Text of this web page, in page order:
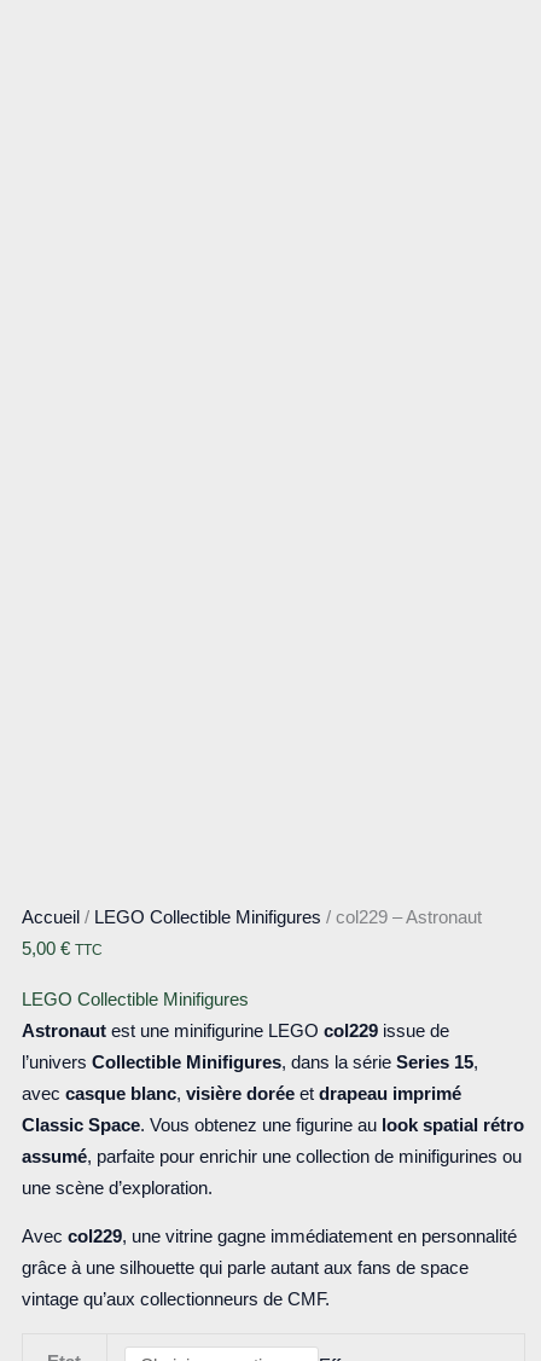
Accueil / LEGO Collectible Minifigures / col229 – Astronaut
5,00 € TTC
LEGO Collectible Minifigures
Astronautest une minifigurine LEGO col229issue de
l’univers Collectible Minifigures, dans la série Series 15,
avec casque blanc, visière doréeet drapeau imprimé
Classic Space. Vous obtenez une figurine au look spatial rétro
assumé, parfaite pour enrichir une collection de minifigurines ou
une scène d’exploration.
Avec col229, une vitrine gagne immédiatement en personnalité
grâce à une silhouette qui parle autant aux fans de space
vintage qu’aux collectionneurs de CMF.